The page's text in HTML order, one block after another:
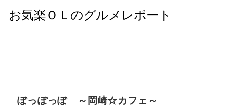
ぽっぽっぽ ～岡崎☆カフェ～